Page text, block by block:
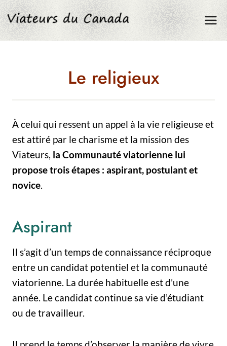
Aller
au
contenu
Le religieux
À celui qui ressent un appel à la vie religieuse et
est attiré par le charisme et la mission des
Viateurs, la Communauté viatorienne lui
propose trois étapes : aspirant, postulant et
novice.
Aspirant
Il s’agit d’un temps de connaissance réciproque
entre un candidat potentiel et la communauté
viatorienne. La durée habituelle est d’une
année. Le candidat continue sa vie d’étudiant
ou de travailleur.